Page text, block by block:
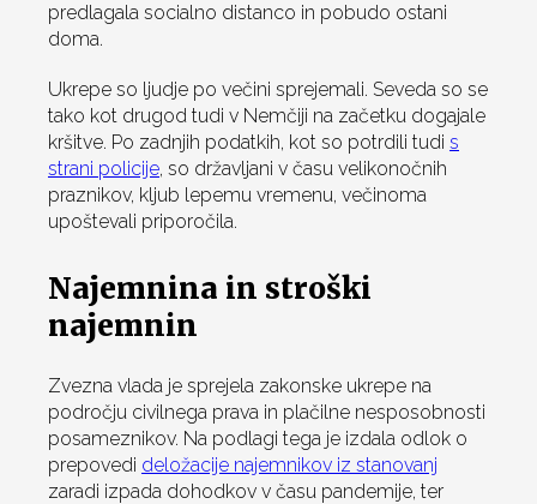
predlagala socialno distanco in pobudo ostani
doma.
Ukrepe so ljudje po večini sprejemali. Seveda so se
tako kot drugod tudi v Nemčiji na začetku dogajale
kršitve. Po zadnjih podatkih, kot so potrdili tudi s
strani policije, so državljani v času velikonočnih
praznikov, kljub lepemu vremenu, večinoma
upoštevali priporočila.
Najemnina in stroški
najemnin
Zvezna vlada je sprejela zakonske ukrepe na
področju civilnega prava in plačilne nesposobnosti
posameznikov. Na podlagi tega je izdala odlok o
prepovedi deložacije najemnikov iz stanovanj
zaradi izpada dohodkov v času pandemije, ter